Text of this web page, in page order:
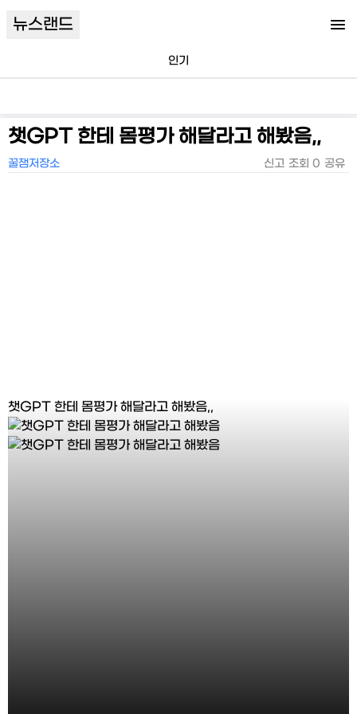
뉴스랜드
인기
챗GPT 한테 몸평가 해달라고 해봤음,,
꿀잼저장소 신고 조회 0 공유
챗GPT 한테 몸평가 해달라고 해봤음,,